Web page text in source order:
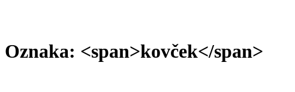
Oznaka: <span>kovček</span>